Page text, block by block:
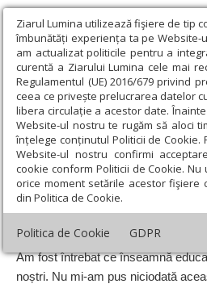
Ziarul Lumina utilizează fişiere de tip
îmbunătăți experiența ta pe Website-
am actualizat politicile pentru a
curentă a Ziarului Lumina cele mai
Regulamentul (UE) 2016/679 privind
ceea ce privește prelucrarea datelor
libera circulație a acestor date.
Website-ul nostru te rugăm să aloci
înțelege conținutul Politicii de Cookie.
Website-ul nostru confirmi
cookie conform Politicii de Cookie.
orice moment setările acestor fişiere
din Politica de Cookie.
Politica de Cookie GDPR
Ziarul Lumina › Educaţie și Cultură ›
firească pentru o viață frumoasă
Formare firească
Data: 28 Feb 2018
Am fost întrebat ce înseamnă
noștri. Nu mi-am pus niciodată